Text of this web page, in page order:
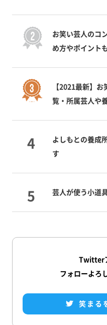
お笑い芸人のコ
め方やポイント
【2021最新】
覧・所属芸人や
よしもとの養成
す
芸人が使う小道
Twitter
フォローよろ
笑まる